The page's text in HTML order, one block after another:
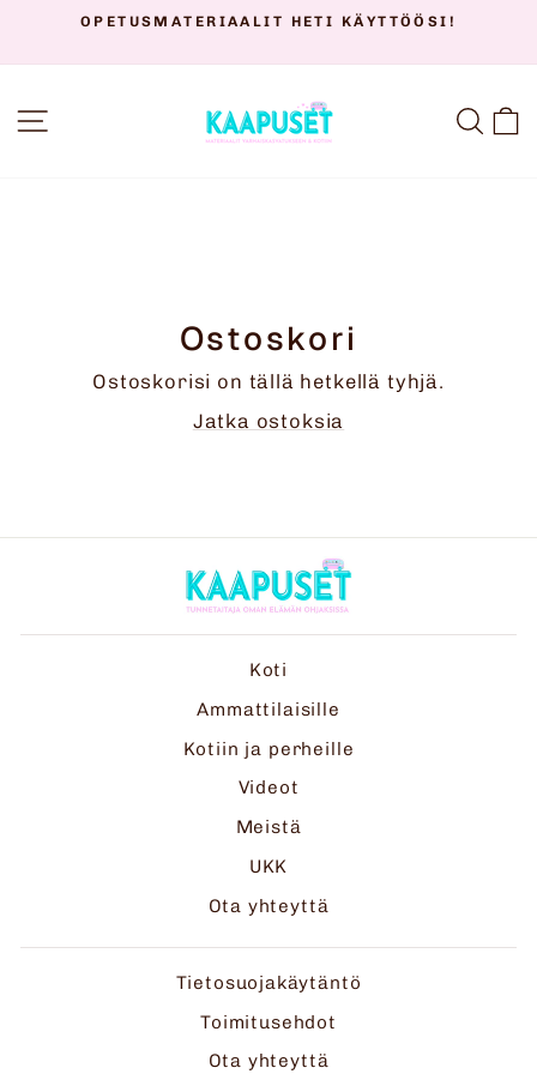
OPETUSMATERIAALIT HETI KÄYTTÖÖSI!
SIVUSTON NAVIGOINTI
Ostoskori
Ostoskorisi on tällä hetkellä tyhjä.
Jatka ostoksia
Koti
Ammattilaisille
Kotiin ja perheille
Videot
Meistä
UKK
Ota yhteyttä
Tietosuojakäytäntö
Toimitusehdot
Ota yhteyttä